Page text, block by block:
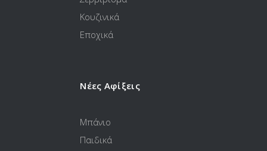
Κουζινικά
Εποχικά
Νέες Αφίξεις
Μπάνιο
Παιδικά